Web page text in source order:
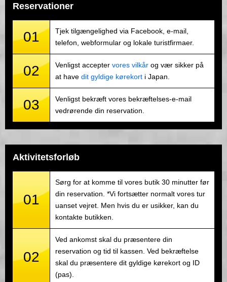
Reservationer
01
Tjek tilgængelighed via Facebook, e-mail,
telefon, webformular og lokale turistfirmaer.
02 Venligst accepter vores vilkår og vær sikker på
at have dit gyldige kørekort i Japan.
03
Venligst bekræft vores bekræftelses-e-mail
vedrørende din reservation.
Aktivitetsforløb
01
Sørg for at komme til vores butik 30 minutter før
din reservation. *Vi fortsætter normalt vores tur
uanset vejret. Men hvis du er usikker, kan du
kontakte butikken.
02
Ved ankomst skal du præsentere din
reservation og tid til kassen. Ved bekræftelse
skal du præsentere dit gyldige kørekort og ID
(pas).